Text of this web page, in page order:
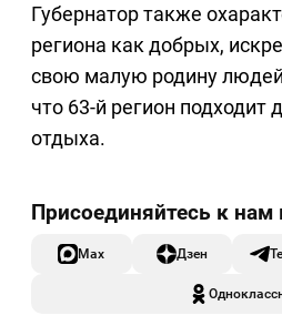
Губернатор также
региона как добрых,
свою малую родину
что 63-й регион подходит
отдыха.
Max Дзен